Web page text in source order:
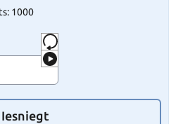
1000
Iesniegt